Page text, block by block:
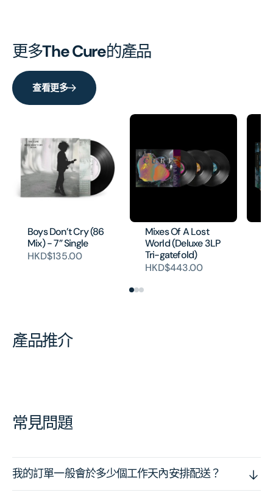
更多The Cure的產品
查看更多
Boys Don’t Cry (86
Mix) - 7” Single
HKD$135.00
Mixes Of A Lost
World (Deluxe 3LP
Tri-gatefold)
HKD$443.00
產品推介
常見問題
我的訂單一般會於多少個工作天內安排配送？